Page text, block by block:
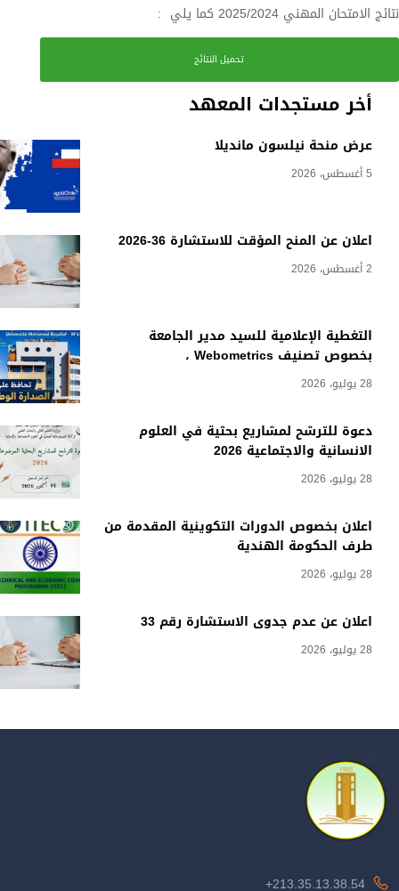
أخر مستجدات المعهد
عرض منحة نيلسون مانديلا
5 أغسطس، 2026
اعلان عن المنح المؤقت للاستشارة 36-2026
2 أغسطس، 2026
التغطية الإعلامية للسيد مدير الجامعة
بخصوص تصنيف Webometrics ،
28 يوليو، 2026
دعوة للترشح لمشاريع بحثية في العلوم
الانسانية والاجتماعية 2026
28 يوليو، 2026
اعلان بخصوص الدورات التكوينية المقدمة من
طرف الحكومة الهندية
28 يوليو، 2026
اعلان عن عدم جدوى الاستشارة رقم 33
28 يوليو، 2026
نتائج الامتحان المهني 2025/2024 كما يلي :
تحميل النتائج
213.35.13.38.54+